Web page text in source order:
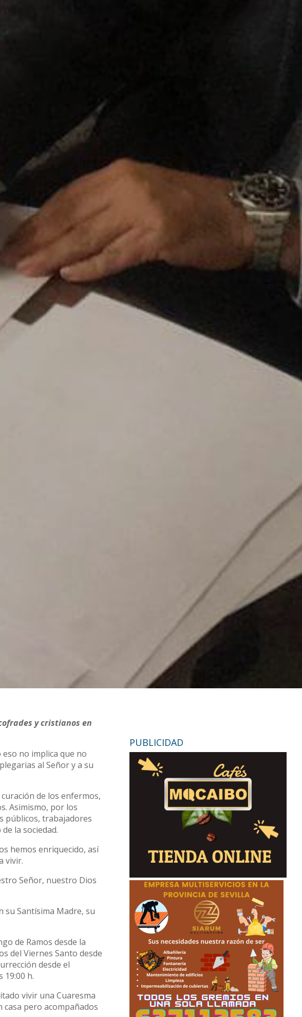
y cristianos en
no implica que no
al Señor y a su
de los enfermos,
Asimismo, por los
públicos, trabajadores
la sociedad.
hemos enriquecido, así
vivir.
Señor, nuestro Dios
su Santísima Madre, su
de Ramos desde la
del Viernes Santo desde
desde el
19:00 h.
vivir una Cuaresma
pero acompañados
PUBLICIDAD